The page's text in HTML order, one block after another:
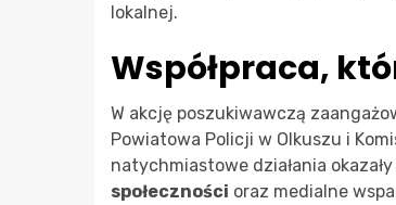
lokalnej.
Współpraca,
W akcję poszukiwawczą
Powiatowa Policji w Olkuszu i
natychmiastowe działania
społeczności oraz medialne